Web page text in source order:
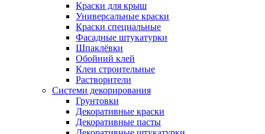
Краски для крыш
Универсальные краски
Краски специальные
Фасадные штукатурки
Шпаклёвки
Обойний клей
Клеи строительные
Растворители
Системи декорирования
Грунтовки
Декоративные краски
Декоративные пасты